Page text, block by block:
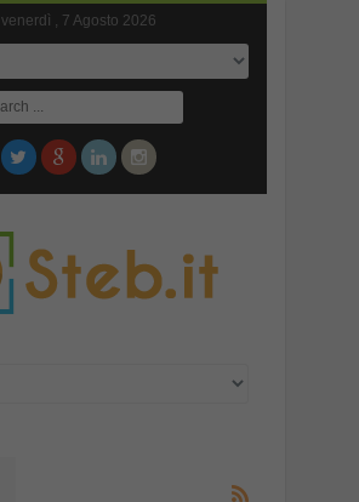
venerdì , 7 Agosto 2026